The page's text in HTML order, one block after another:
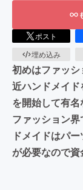
ポスト
埋め込み
初めはファッ
近ハンドメイ
を開始して有名
ファッション
ドメイドはパ
が必要なので